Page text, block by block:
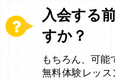
入会する
すか？
もちろん、可能
無料体験レッス